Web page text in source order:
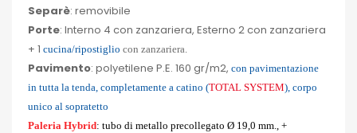
Separè: removibile
Porte: Interno 4 con zanzariera, Esterno 2 con zanzariera
+ 1 cucina/ripostiglio con zanzariera.
Pavimento: polyetilene P.E. 160 gr/m2, con pavimentazione
in tutta la tenda, completamente a catino (TOTAL SYSTEM) , corpo
unico al sopratetto
Paleria Hybrid: tubo di metallo precollegato Ø 19,0 mm., +